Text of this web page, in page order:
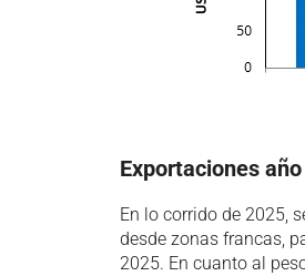
Exportaciones
En lo corrido de 2025,
desde zonas francas,
2025. En cuanto al